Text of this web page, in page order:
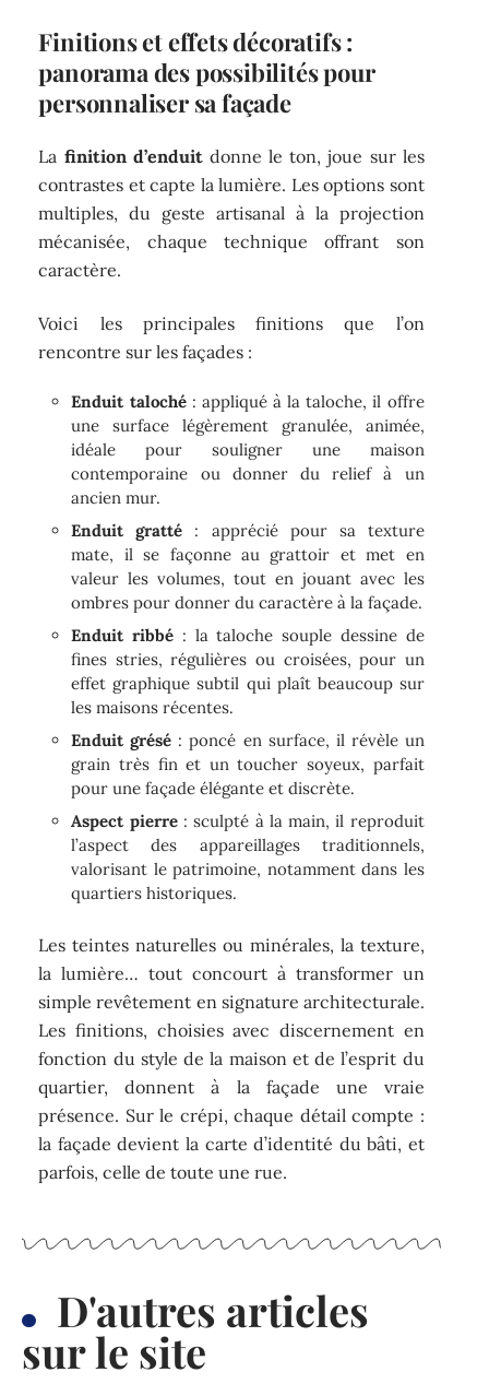
Finitions et effets décoratifs :
panorama des possibilités pour
personnaliser sa façade
La finition d’enduitdonne le ton, joue sur les
contrastes et capte la lumière. Les options sont
multiples, du geste artisanal à la projection
mécanisée, chaque technique offrant son
caractère.
Voici les principales finitions que l’on
rencontre sur les façades :
Enduit taloché: appliqué à la taloche, il offre
une surface légèrement granulée, animée,
idéale pour souligner une maison
contemporaine ou donner du relief à un
ancien mur.
Enduit gratté : apprécié pour sa texture
mate, il se façonne au grattoir et met en
valeur les volumes, tout en jouant avec les
ombres pour donner du caractère à la façade.
Enduit ribbé : la taloche souple dessine de
fines stries, régulières ou croisées, pour un
effet graphique subtil qui plaît beaucoup sur
les maisons récentes.
Enduit grésé : poncé en surface, il révèle un
grain très fin et un toucher soyeux, parfait
pour une façade élégante et discrète.
Aspect pierre: sculpté à la main, il reproduit
l’aspect des appareillages traditionnels,
valorisant le patrimoine, notamment dans les
quartiers historiques.
Les teintes naturelles ou minérales, la texture,
la lumière… tout concourt à transformer un
simple revêtement en signature architecturale.
Les finitions, choisies avec discernement en
fonction du style de la maison et de l’esprit du
quartier, donnent à la façade une vraie
présence. Sur le crépi, chaque détail compte :
la façade devient la carte d’identité du bâti, et
parfois, celle de toute une rue.
D'autres articles
sur le site